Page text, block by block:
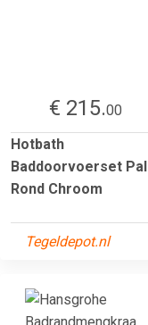
€ 215.00
Hotbath
Baddoorvoerset Pal
Rond Chroom
Tegeldepot.nl